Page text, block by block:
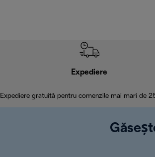
Expediere
Expediere gratuită pentru comenzile mai mari de